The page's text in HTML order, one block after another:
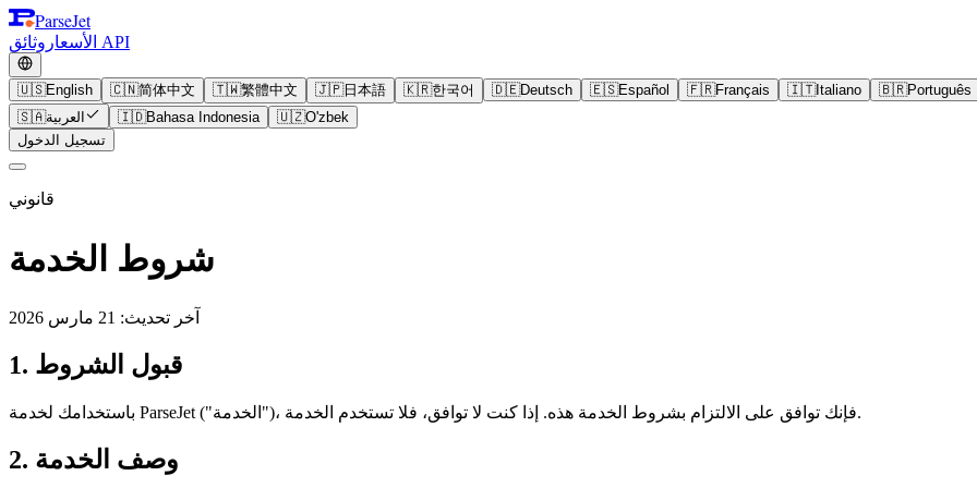
ParseJet
الأسعار وثائق API
🇺🇸English 🇨🇳简体中文 🇹🇼繁體中文 🇯🇵日本語 🇰🇷한국어 🇩🇪Deutsch 🇪🇸Español 🇫🇷Français 🇮🇹Italiano 🇧🇷Português
🇸🇦العربية 🇮🇩Bahasa Indonesia 🇺🇿O'zbek
تسجيل الدخول
قانوني
شروط الخدمة
آخر تحديث: 21 مارس 2026
1. قبول الشروط
باستخدامك لخدمة ParseJet ("الخدمة")، فإنك توافق على الالتزام بشروط الخدمة هذه. إذا كنت لا توافق، فلا تستخدم الخدمة.
2. وصف الخدمة